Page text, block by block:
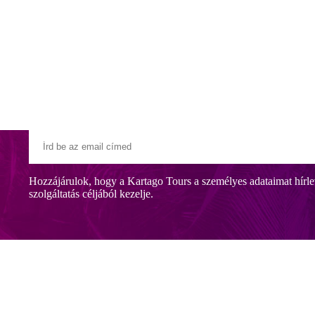
fekszik. Tágas szobákkal és gyermekcsúszdákkal is várja
a pihenésre vágyó vagy családdal utazó vendégek számára.
Hozzájárulok, hogy a Kartago Tours a személyes adataimat
szolgáltatás céljából kezelje.